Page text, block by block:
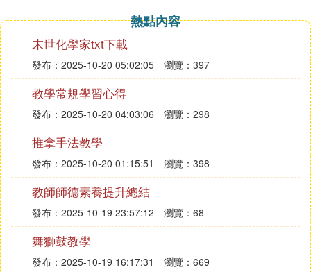
② 月光族是什麼意思啊
月光族指將每月賺的錢都用光、花光的人。
月光族（Moonlight），指每月賺的錢還沒到下個月
月初就被全部用光、花光的一群人。同時，也用來形
容賺錢不多，每月收入僅可以維持每月基本開銷的一
類人。
「月光族」是相對於努力攢點錢的儲蓄族而言的。
「月光族」的口號：掙多少用多少，吃光用光，身體
健康。這個詞是一個中性詞，沒有絕對的褒貶之分。
月光族一般都是年輕一代，他們與父輩勤儉節約的消
費觀念不同，喜歡追逐新潮，扮靚買靚衫，只要吃得
開心，穿得漂亮。想買就買，根本不在乎錢財，「月
光」們有知識、有頭腦、有能力，花錢不僅表達對物
熱點內容
末世化學家txt下載
發布：2025-10-20 05:02:05 瀏覽：397
教學常規學習心得
發布：2025-10-20 04:03:06 瀏覽：298
推拿手法教學
發布：2025-10-20 01:15:51 瀏覽：398
教師師德素養提升總結
發布：2025-10-19 23:57:12 瀏覽：68
舞獅鼓教學
發布：2025-10-19 16:17:31 瀏覽：669